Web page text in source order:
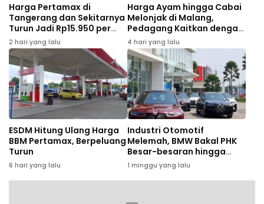
Harga Pertamax di
Tangerang dan Sekitarnya
Turun Jadi Rp15.950 per
Liter Mulai Agustus 2026
2 hari yang lalu
Harga Ayam hingga Cabai
Melonjak di Malang,
Pedagang Kaitkan dengan
MBG dan Tahun Ajaran
Baru
4 hari yang lalu
ESDM Hitung Ulang Harga
BBM Pertamax, Berpeluang
Turun
6 hari yang lalu
Industri Otomotif
Melemah, BMW Bakal PHK
Besar-besaran hingga
8.000 Karyawan
1 minggu yang lalu